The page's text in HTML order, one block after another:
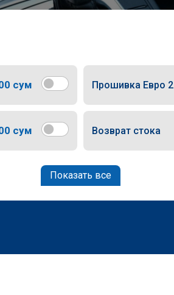
сум Прошивка Евро 2
сум Возврат стока
Показать все